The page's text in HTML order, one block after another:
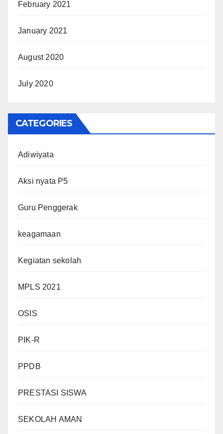
February 2021
January 2021
August 2020
July 2020
CATEGORIES
Adiwiyata
Aksi nyata P5
Guru Penggerak
keagamaan
Kegiatan sekolah
MPLS 2021
OSIS
PIK-R
PPDB
PRESTASI SISWA
SEKOLAH AMAN